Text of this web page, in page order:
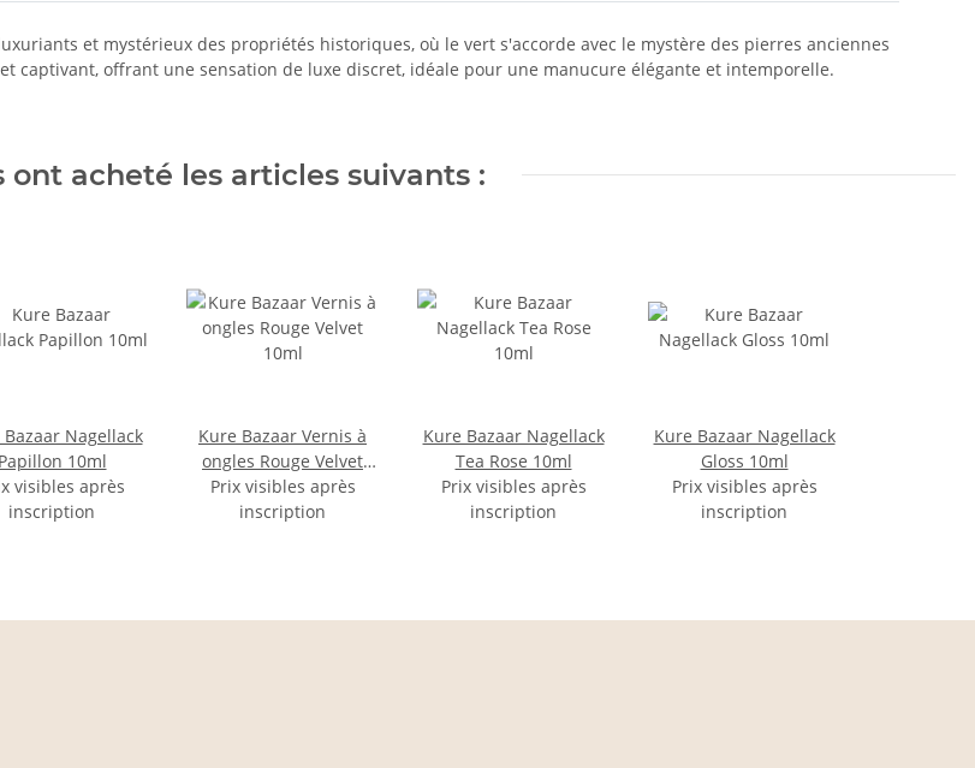
et mystérieux des propriétés historiques, où le vert s'accorde avec le mystère des pierres anciennes
captivant, offrant une sensation de luxe discret, idéale pour une manucure élégante et intemporelle.
ont acheté les articles suivants :
Bazaar Nagellack
Papillon 10ml
visibles après
inscription
Kure Bazaar Vernis à
ongles Rouge Velvet
10ml
Prix visibles après
inscription
Kure Bazaar Nagellack
Tea Rose 10ml
Prix visibles après
inscription
Kure Bazaar Nagellack
Gloss 10ml
Prix visibles après
inscription